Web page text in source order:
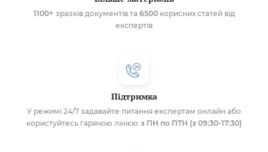
1100+ зразків документів та 6500корисних статей від
експертів
Підтримка
У режимі 24/7 задавайте питання експертам онлайн або
користуйтесь гарячою лінією з ПН по ПТН (з 09:30-17:30)